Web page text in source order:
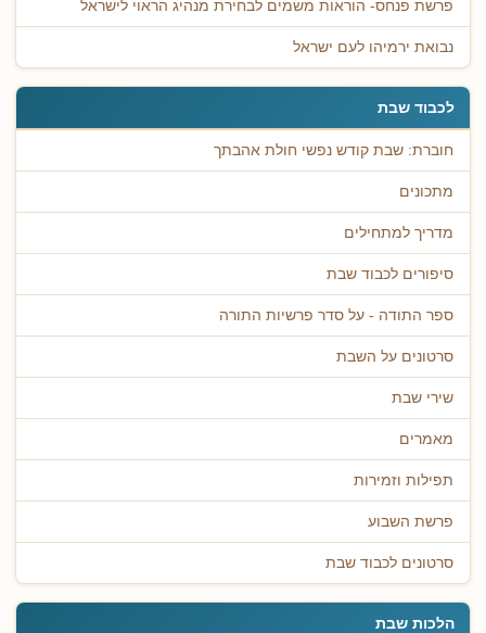
פרשת פנחס- הוראות משמים לבחירת מנהיג הראוי לישראל
נבואת ירמיהו לעם ישראל
לכבוד שבת
חוברת: שבת קודש נפשי חולת אהבתך
מתכונים
מדריך למתחילים
סיפורים לכבוד שבת
ספר התודה - על סדר פרשיות התורה
סרטונים על השבת
שירי שבת
מאמרים
תפילות וזמירות
פרשת השבוע
סרטונים לכבוד שבת
הלכות שבת